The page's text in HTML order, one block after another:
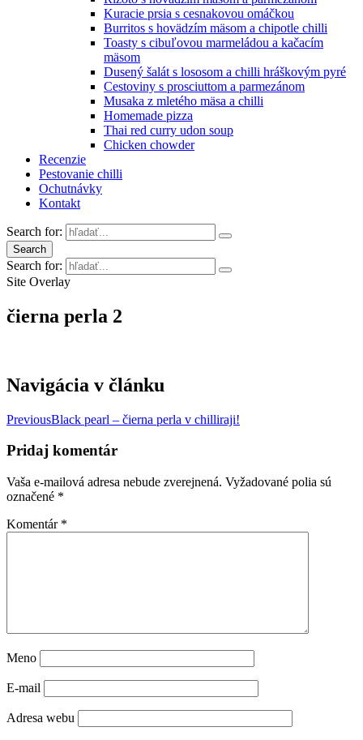
Kuracie prsia s cesnakovou omáčkou
Burritos s hovädzím mäsom a chipotle chilli
Toasty s cibuľovou marmeládou a kačacím
mäsom
Dusený šalát s lososom a chilli hráškovým pyré
Cestoviny s prosciuttom a parmezánom
Musaka z mletého mäsa a chilli
Homemade pizza
Thai red curry udon soup
Chicken chowder
Recenzie
Pestovanie chilli
Ochutnávky
Kontakt
Search for:
Search
Search for:
Site Overlay
čierna perla 2
Navigácia v článku
PreviousBlack pearl – čierna perla v chilliraji!
Pridaj komentár
Vaša e-mailová adresa nebude zverejnená. Vyžadované polia sú
označené *
Komentár *
Meno
E-mail
Adresa webu